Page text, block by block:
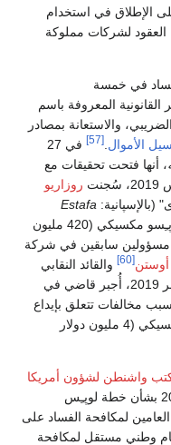
الإطلاق في استخدام
العقود لشركات مملوكة
في خمسة
القانونية المعروفة باسم
والاستعانة بمصادر
الأموال [57]
في 27
، أنها فتحت تحقيقات مع
روزاريو
(بالإسپانية: Estafa
) التي بلغت قيمتها 7760 مليون پـِسو مكسيكي (420 مليون
مسؤولين سابقين في شركة
أوستن[60]
والقائد النقابي
مخالفات تتعلق بإيداع
بنكي غير منتظم بقيمة 80 مليون پـِسو مكسيكي (4 مليون دولار
واشنطن لشؤون أمريكا
الحقوقي في أكتوبر 2019 بشأن خطة لوپـِس
لمكافحة الفساد على
وطني مستقل لمكافحة